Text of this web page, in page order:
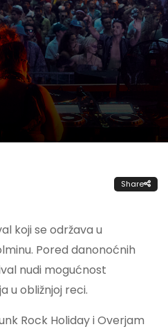
Share
koji se održava u
Pored danonoćnih
nudi mogućnost
u obližnjoj reci.
Rock Holiday i Overjam